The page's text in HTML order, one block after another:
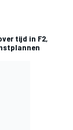
tijd in F2,